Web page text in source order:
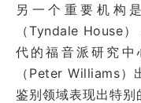
另一个重要机构
（Tyndale House
代的福音派研究
（Peter Williams）
鉴别领域表现出特